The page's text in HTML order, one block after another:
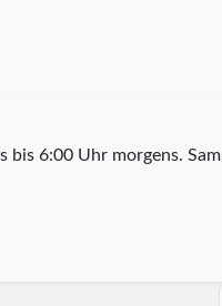
6:00 Uhr morgens.